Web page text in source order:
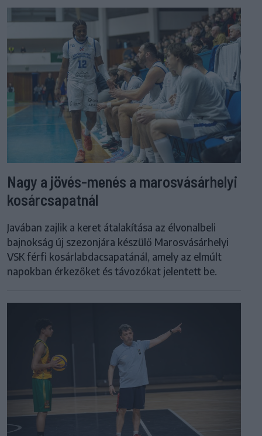
Nagy a jövés-menés a marosvásárhelyi
kosárcsapatnál
Javában zajlik a keret átalakítása az élvonalbeli
bajnokság új szezonjára készülő Marosvásárhelyi
VSK férfi kosárlabdacsapatánál, amely az elmúlt
napokban érkezőket és távozókat jelentett be.